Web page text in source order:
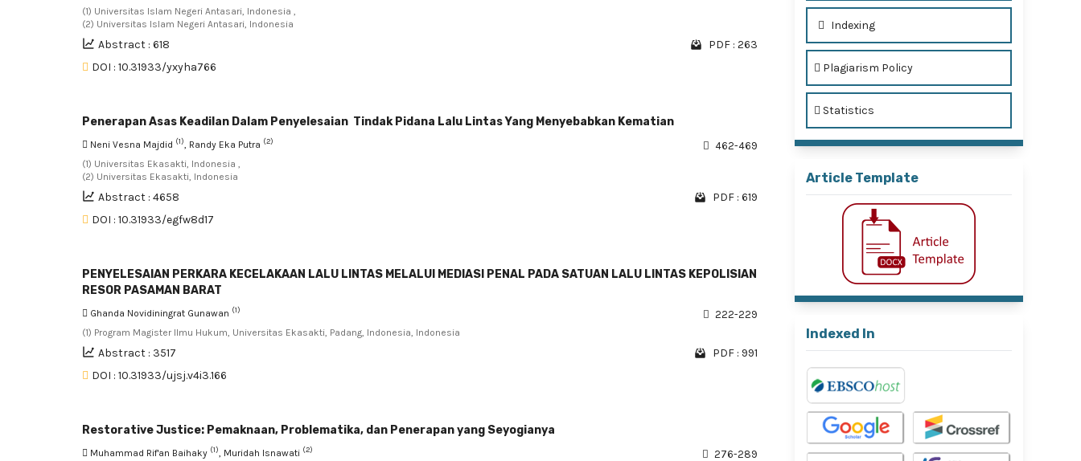
(1) Universitas Islam Negeri Antasari, Indonesia ,
(2) Universitas Islam Negeri Antasari, Indonesia
Abstract : 618
PDF : 263
DOI : 10.31933/yxyha766
Penerapan Asas Keadilan Dalam Penyelesaian Tindak Pidana Lalu Lintas Yang Menyebabkan Kematian
Neni Vesna Majdid (1), Randy Eka Putra (2)
(1) Universitas Ekasakti, Indonesia ,
(2) Universitas Ekasakti, Indonesia
462-469
Abstract : 4658
PDF : 619
DOI : 10.31933/egfw8d17
PENYELESAIAN PERKARA KECELAKAAN LALU LINTAS MELALUI MEDIASI PENAL PADA SATUAN LALU LINTAS KEPOLISIAN
RESOR PASAMAN BARAT
Ghanda Novidiningrat Gunawan (1)
(1) Program Magister Ilmu Hukum, Universitas Ekasakti, Padang, Indonesia, Indonesia
222-229
Abstract : 3517
PDF : 991
DOI : 10.31933/ujsj.v4i3.166
Restorative Justice: Pemaknaan, Problematika, dan Penerapan yang Seyogianya
Muhammad Rif'an Baihaky (1), Muridah Isnawati (2) 276-289
Indexing
Plagiarism Policy
Statistics
Article Template
Indexed In